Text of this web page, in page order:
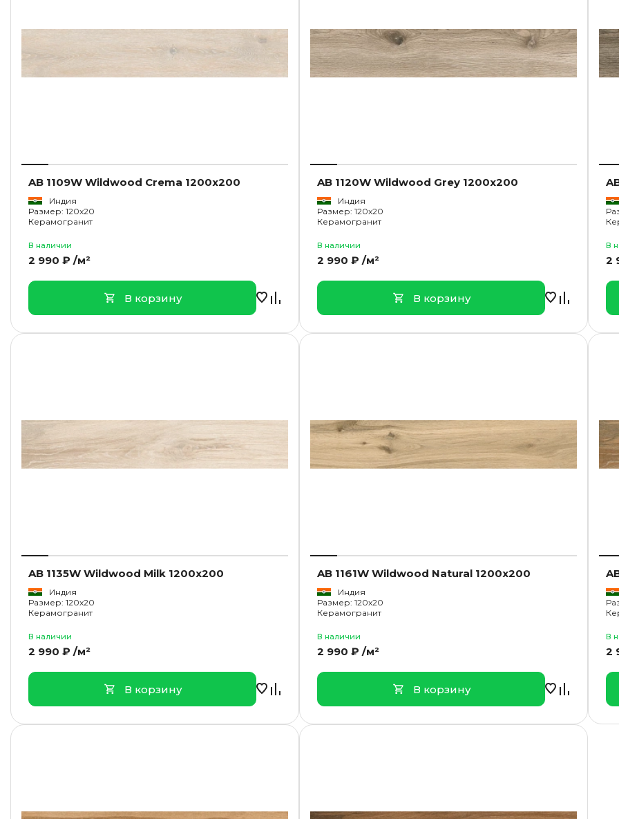
AB 1109W Wildwood Crema 1200x200
Индия
Размер: 120x20
Керамогранит
В наличии
2 990 ₽ /м²
В корзину
AB 1120W Wildwood Grey 1200x200
Индия
Размер: 120x20
Керамогранит
В наличии
2 990 ₽ /м²
В корзину
В
2
AB 1135W Wildwood Milk 1200x200
Индия
Размер: 120x20
Керамогранит
В наличии
2 990 ₽ /м²
В корзину
AB 1161W Wildwood Natural 1200x200
Индия
Размер: 120x20
Керамогранит
В наличии
2 990 ₽ /м²
В корзину
В
2